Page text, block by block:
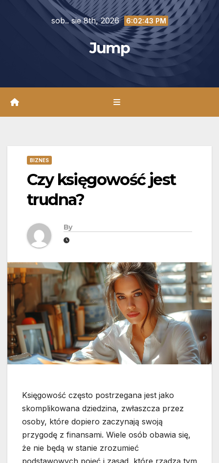
sob.. sie 8th, 2026 6:02:44 PM
Jump
BIZNES
Czy księgowość jest
trudna?
By
Księgowość często postrzegana jest jako
skomplikowana dziedzina, zwłaszcza przez
osoby, które dopiero zaczynają swoją
przygodę z finansami. Wiele osób obawia się,
że nie będą w stanie zrozumieć